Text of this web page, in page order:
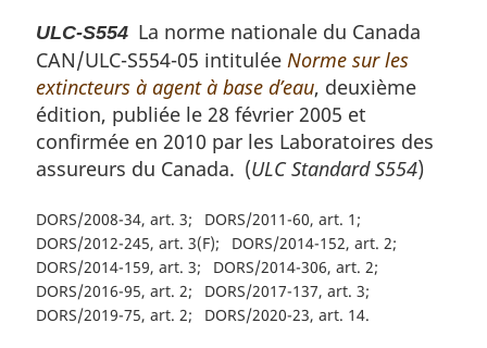
ULC-S554 La norme nationale du Canada
CAN/ULC-S554-05 intitulée Norme sur les
extincteurs à agent à base d’eau, deuxième
édition, publiée le 28 février 2005 et
confirmée en 2010 par les Laboratoires des
assureurs du Canada. (ULC Standard S554)
DORS/2008-34, art. 3
DORS/2011-60, art. 1
DORS/2012-245, art. 3(F)
DORS/2014-152, art. 2
DORS/2014-159, art. 3
DORS/2014-306, art. 2
DORS/2016-95, art. 2
DORS/2017-137, art. 3
DORS/2019-75, art. 2
DORS/2020-23, art. 14